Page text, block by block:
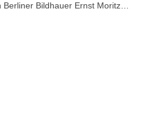
Bildhauer Ernst Moritz…